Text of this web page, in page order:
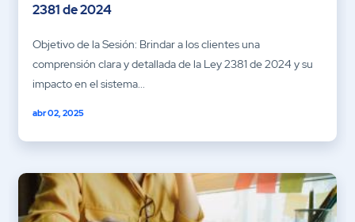
2381 de 2024
Objetivo de la Sesión: Brindar a los clientes una
comprensión clara y detallada de la Ley 2381 de 2024 y su
impacto en el sistema...
abr 02, 2025